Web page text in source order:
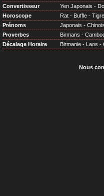
Convertisseur
Yen Japonais -
Horoscope
Rat - Buffle - Tigre
Prénoms
Japonais - Chinois
Proverbes
Birmans -
Décalage Horaire
Birmanie - Laos -
Nous